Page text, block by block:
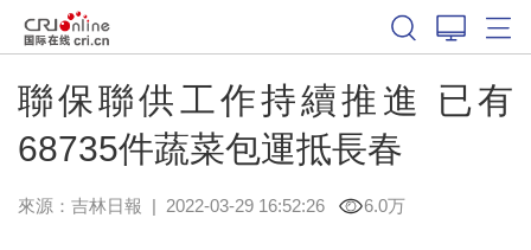
聯保聯供工作持續推進 已有
68735件蔬菜包運抵長春
來源： 吉林日報 | 2022-03-29 16:52:26 6.0万